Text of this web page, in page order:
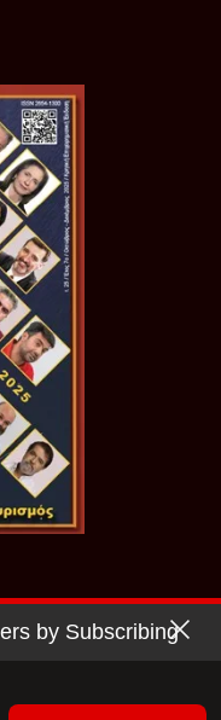
Επιχειρείν
by Subscribing